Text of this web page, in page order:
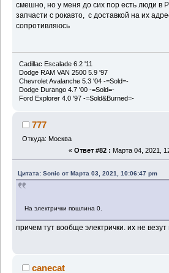
смешно, но у меня до сих пор есть люди в
запчасти с рокавто, с доставкой на их
сопротивляюсь
Cadillac Escalade 6.2 '11
Dodge RAM VAN 2500 5.9 '97
Chevrolet Avalanche 5.3 '04 -=Sold=-
Dodge Durango 4.7 '00 -=Sold=-
Ford Eхplorer 4.0 '97 -=Sold&Burned=-
777
Откуда: Москва
« Ответ #82 : Марта 04, 2021,
Цитата: Sonic от Марта 03, 2021, 10:06:47 pm
На электрички пошлина 0.
причем тут вообще электрички. их не
canecat